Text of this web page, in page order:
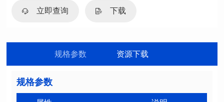
立即查询 下载
规格参数 资源下载
规格参数